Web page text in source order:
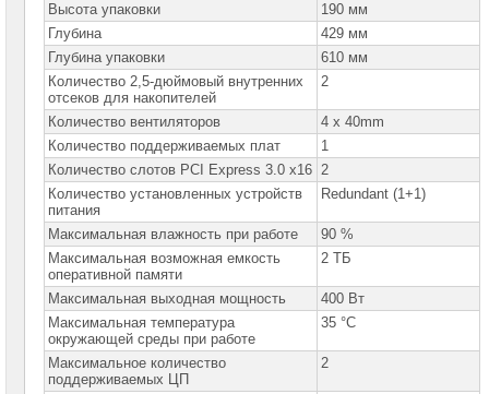
Компоненты
серверов
Серверные
платформы
Серверные
платформы
MSI
Серверные
платформы
GOOXI
Серверные
платформы
ASUS
Серверные
платформы
GIGABYTE
Высота упаковки
190 мм
Глубина
429 мм
Глубина упаковки
610 мм
Количество 2,5-дюймовый внутренних
отсеков для накопителей
2
Количество вентиляторов
4 x 40mm
Количество поддерживаемых плат
1
Количество слотов PCI Express 3.0 x16 2
Количество установленных устройств
питания
Redundant (1+1)
Максимальная влажность при работе
90 %
Максимальная возможная емкость
оперативной памяти
2 ТБ
Максимальная выходная мощность
400 Вт
Максимальная температура
окружающей среды при работе
35 °C
Максимальное количество
поддерживаемых ЦП
2